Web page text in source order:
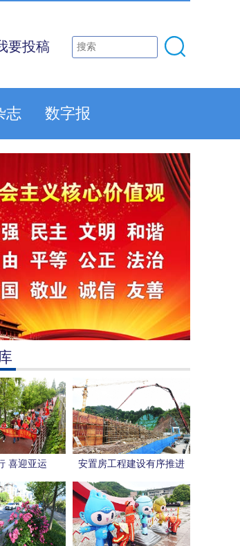
要投稿
志 数字报
喜迎亚运 安置房工程建设有序推进